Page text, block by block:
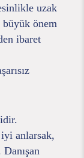
uzak
büyük önem
ibaret
iyi anlarsak,